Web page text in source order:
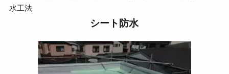
水工法
シート防水